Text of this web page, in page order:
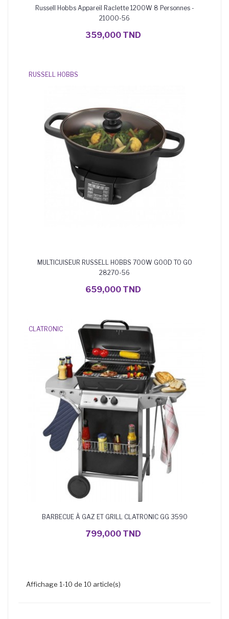
Russell Hobbs Appareil Raclette 1200W 8 Personnes -
21000-56
359,000 TND
RUSSELL HOBBS
MULTICUISEUR RUSSELL HOBBS 700W GOOD TO GO
28270-56
659,000 TND
CLATRONIC
BARBECUE À GAZ ET GRILL CLATRONIC GG 3590
799,000 TND
Affichage 1-10 de 10 article(s)